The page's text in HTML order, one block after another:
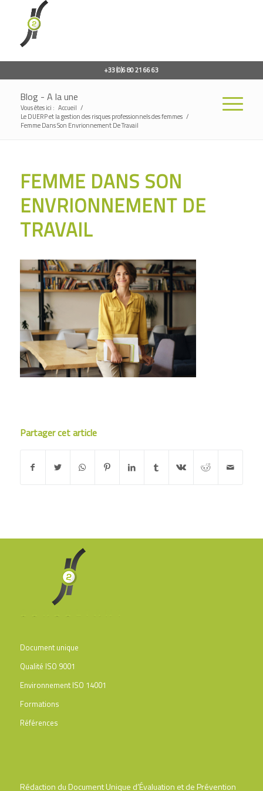
+33 (0)6 80 21 66 63
Blog - A la une
Vous êtes ici : Accueil /
Le DUERP et la gestion des risques professionnels des femmes /
Femme Dans Son Envrionnement De Travail
FEMME DANS SON
ENVRIONNEMENT DE
TRAVAIL
Partager cet article
Document unique
Qualité ISO 9001
Environnement ISO 14001
Formations
Références
Rédaction du Document Unique d’Évaluation et de Prévention